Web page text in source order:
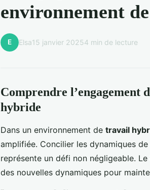
environnement
E Elsa15 janvier 20254 min de lecture
Comprendre l’engagement
hybride
Dans un environnement de travail
amplifiée. Concilier les dynamiques
représente un défi non négligeable. Le
des nouvelles dynamiques pour